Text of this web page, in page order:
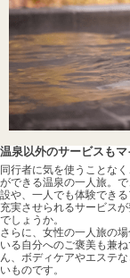
温泉以外のサービスも
同行者に気を使うことな
ができる温泉の一人旅。
設や、一人でも体験でき
充実させられるサービス
でしょうか。
さらに、女性の一人旅の
いる自分へのご褒美も兼
ん、ボディケアやエステ
いものです。